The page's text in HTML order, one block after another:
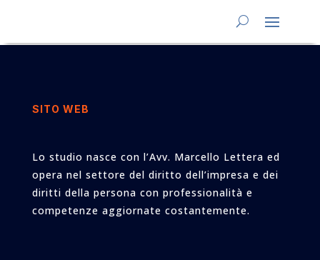
SITO WEB
Lo studio nasce con l’Avv. Marcello Lettera ed
opera nel settore del diritto dell’impresa e dei
diritti della persona con professionalità e
competenze aggiornate costantemente.